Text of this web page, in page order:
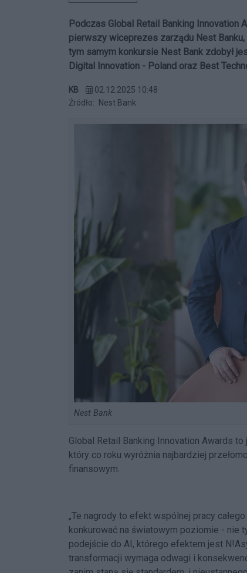
Podczas Global Retail Banking
pierwszy wiceprezes zarządu Nest Banku,
tym samym konkursie Nest Bank zdobył
Digital Innovation - Poland oraz Best
KB
02.12.2025 10:48
Źródło:
Nest Bank
Nest Bank
Global Retail Banking Innovation Awards
który co roku wyróżnia najbardziej
finansowym.
„Te nagrody to efekt wspólnej pracy
konkurować na światowym poziomie - nie
podejście do AI, którego efektem jest
transformacji wymaga odwagi i